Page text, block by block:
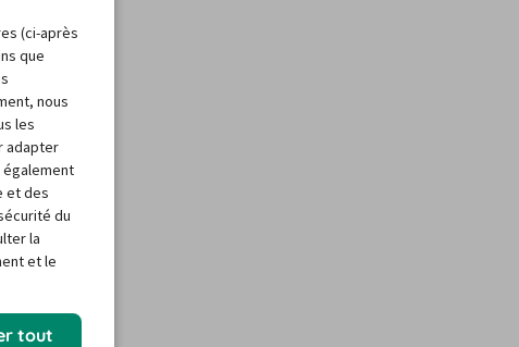
(ci-après
que
nous
les
adapter
également
et des
du
la
et le
tout